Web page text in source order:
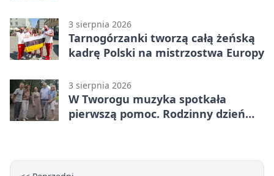
3 sierpnia 2026
Tarnogórzanki tworzą całą żeńską
kadrę Polski na mistrzostwa Europy
3 sierpnia 2026
W Tworogu muzyka spotkała
pierwszą pomoc. Rodzinny dzień